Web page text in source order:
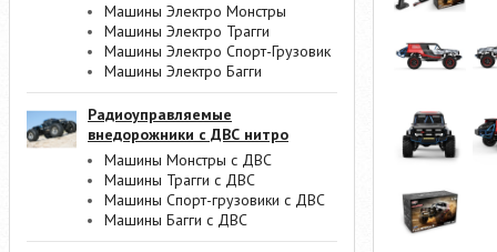
Машины Электро Монстры
Машины Электро Трагги
Машины Электро Спорт-Грузовик
Машины Электро Багги
Радиоуправляемые
внедорожники с ДВС нитро
Машины Монстры с ДВС
Машины Трагги с ДВС
Машины Спорт-грузовики с ДВС
Машины Багги с ДВС